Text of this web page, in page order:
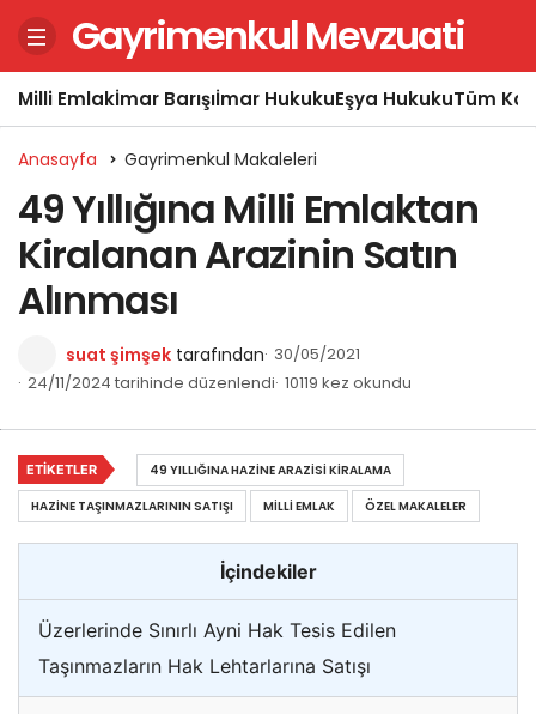
Gayrimenkul Mevzuati
Milli Emlakİmar Barışıİmar HukukuEşya HukukuTüm
Anasayfa Gayrimenkul Makaleleri
49 Yıllığına Milli Emlaktan
Kiralanan Arazinin Satın
Alınması
suat şimşek tarafından 30/05/2021
24/11/2024 tarihinde düzenlendi 10119 kez okundu
İçindekiler
Üzerlerinde Sınırlı Ayni Hak Tesis Edilen
Taşınmazların Hak Lehtarlarına Satışı
ETIKETLER
49 YILLIĞINA HAZINE ARAZISI KIRALAMA
HAZINE TAŞINMAZLARININ SATIŞI
MILLI EMLAK ÖZEL MAKALELER